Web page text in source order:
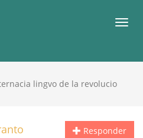
lingvo de la revolucio
Responder